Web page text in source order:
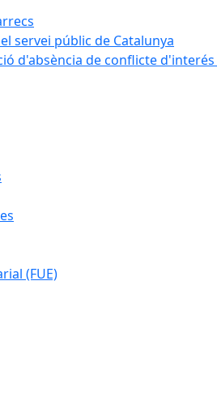
servei públic de Catalunya
d'absència de conflicte d'interés
(FUE)